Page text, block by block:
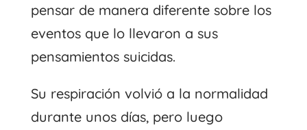
pensar de manera diferente sobre los
eventos que lo llevaron a sus
pensamientos suicidas.
Su respiración volvió a la normalidad
durante unos días, pero luego